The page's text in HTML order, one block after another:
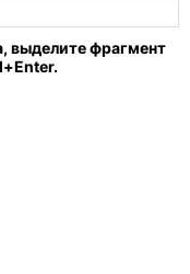
выделите фрагмент